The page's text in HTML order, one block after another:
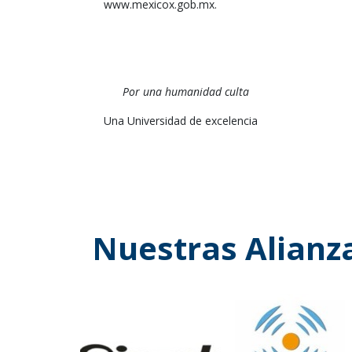
www.mexicox.gob.mx.
Por una humanidad culta
Una Universidad de excelencia
Nuestras